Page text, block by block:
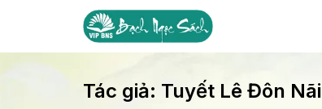
Tác giả: Tuyết Lê Đôn Nãi